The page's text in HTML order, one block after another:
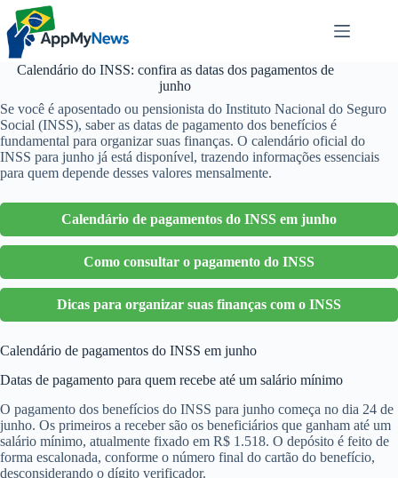
Pular
para
conteúdo
Calendário do INSS: confira as datas dos pagamentos de
junho
Se você é aposentado ou pensionista do Instituto Nacional do Seguro
Social (INSS), saber as datas de pagamento dos benefícios é
fundamental para organizar suas finanças. O calendário oficial do
INSS para junho já está disponível, trazendo informações essenciais
para quem depende desses valores mensalmente.
Calendário de pagamentos do INSS em junho
Como consultar o pagamento do INSS
Dicas para organizar suas finanças com o INSS
Calendário de pagamentos do INSS em junho
Datas de pagamento para quem recebe até um salário mínimo
O pagamento dos benefícios do INSS para junho começa no dia 24 de
junho. Os primeiros a receber são os beneficiários que ganham até um
salário mínimo, atualmente fixado em R$ 1.518. O depósito é feito de
forma escalonada, conforme o número final do cartão do benefício,
desconsiderando o dígito verificador.